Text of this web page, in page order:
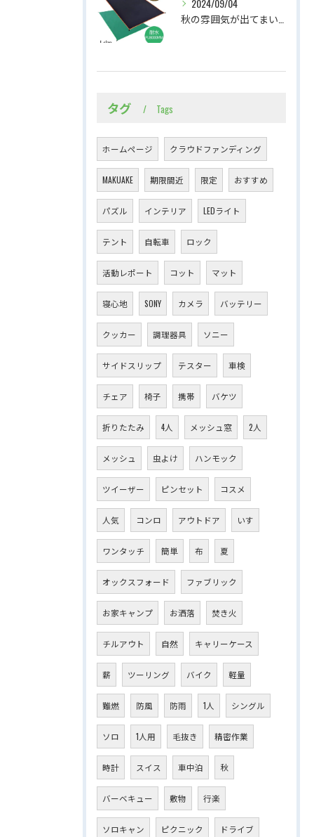
2024/09/04
タグ Tags
ホームページ クラウドファンディング
MAKUAKE 期限間近 限定 おすすめ
パズル インテリア LEDライト
テント 自転車 ロック
活動レポート コット マット
寝心地 SONY カメラ バッテリー
クッカー 調理器具 ソニー
サイドスリップ テスター 車検
チェア 椅子 携帯 バケツ
折りたたみ 4人 メッシュ窓 2人
メッシュ 虫よけ ハンモック
ツイーザー ピンセット コスメ
人気 コンロ アウトドア いす
ワンタッチ 簡単 布 夏
オックスフォード ファブリック
お家キャンプ お洒落 焚き火
チルアウト 自然 キャリーケース
薪 ツーリング バイク 軽量
難燃 防風 防雨 1人 シングル
ソロ 1人用 毛抜き 精密作業
時計 スイス 車中泊 秋
バーベキュー 敷物 行楽
ソロキャン ピクニック ドライブ